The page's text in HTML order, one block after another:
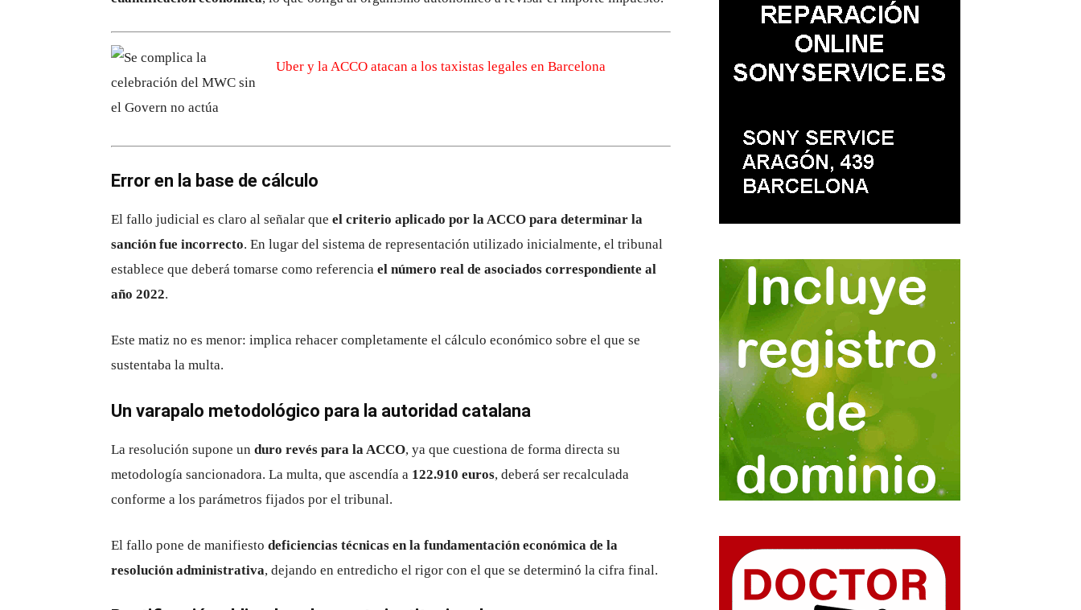
Uber y la ACCO atacan a los taxistas legales en Barcelona
Error en la base de cálculo
El fallo judicial es claro al señalar que el criterio aplicado por la ACCO para determinar la
sanción fue incorrecto. En lugar del sistema de representación utilizado inicialmente, el tribunal
establece que deberá tomarse como referencia el número real de asociados correspondiente al
año 2022.
Este matiz no es menor: implica rehacer completamente el cálculo económico sobre el que se
sustentaba la multa.
Un varapalo metodológico para la autoridad catalana
La resolución supone un duro revés para la ACCO, ya que cuestiona de forma directa su
metodología sancionadora. La multa, que ascendía a 122.910 euros, deberá ser recalculada
conforme a los parámetros fijados por el tribunal.
El fallo pone de manifiesto deficiencias técnicas en la fundamentación económica de la
resolución administrativa, dejando en entredicho el rigor con el que se determinó la cifra final.